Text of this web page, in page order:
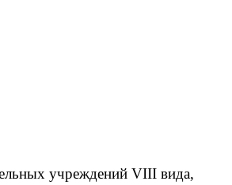
учреждений VIII вида,